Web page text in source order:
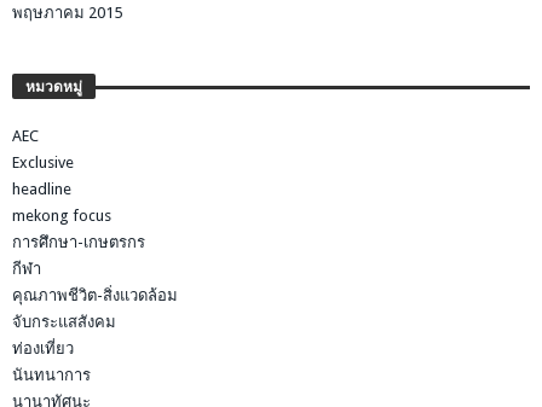
พฤษภาคม 2015
หมวดหมู่
AEC
Exclusive
headline
mekong focus
การศึกษา-เกษตรกร
กีฬา
คุณภาพชีวิต-สิ่งแวดล้อม
จับกระแสสังคม
ท่องเที่ยว
นันทนาการ
นานาทัศนะ